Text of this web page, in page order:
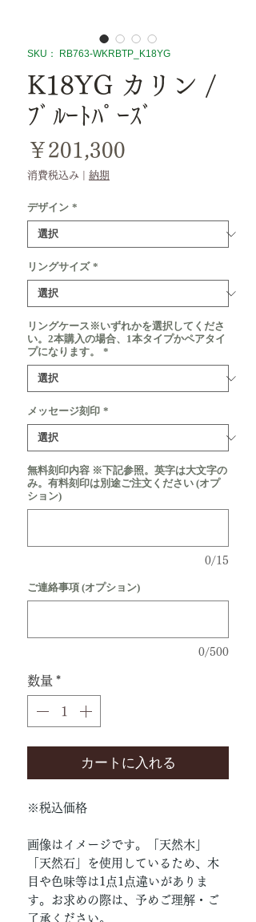
SKU： RB763-WKRBTP_K18YG
K18YG カリン /
ﾌﾞﾙｰﾄﾊﾟｰｽﾞ
￥201,300
消費税込み 納期
デザイン *
リングサイズ *
リングケース※いずれかを選択してくださ
い。2本購入の場合、1本タイプかペアタイ
プになります。
*
メッセージ刻印 *
無料刻印内容 ※下記参照。英字は大文字の
み。有料刻印は別途ご注文ください (オプ
ション)
0/15
ご連絡事項 (オプション)
0/500
数量 *
カートに入れる
※税込価格
画像はイメージです。「天然木」
「天然石」を使用しているため、木
目や色味等は1点1点違いがありま
す。お求めの際は、予めご理解・ご
了承ください。